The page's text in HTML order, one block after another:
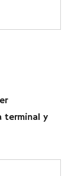
terminal y